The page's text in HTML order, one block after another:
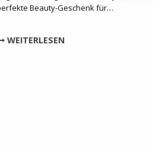
Beauty-Geschenk für…
WEITERLESEN